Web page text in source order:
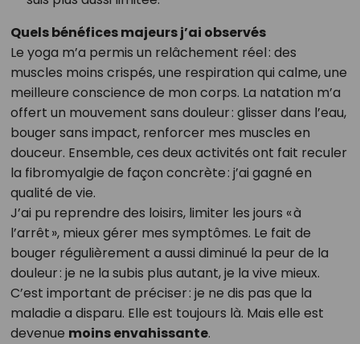
Quels bénéfices majeurs j’ai observés
Le yoga m’a permis un relâchement réel : des
muscles moins crispés, une respiration qui calme, une
meilleure conscience de mon corps. La natation m’a
offert un mouvement sans douleur : glisser dans l’eau,
bouger sans impact, renforcer mes muscles en
douceur. Ensemble, ces deux activités ont fait reculer
la fibromyalgie de façon concrète : j’ai gagné en
qualité de vie.
J’ai pu reprendre des loisirs, limiter les jours « à
l’arrêt », mieux gérer mes symptômes. Le fait de
bouger régulièrement a aussi diminué la peur de la
douleur : je ne la subis plus autant, je la vive mieux.
C’est important de préciser : je ne dis pas que la
maladie a disparu. Elle est toujours là. Mais elle est
devenue moins envahissante.